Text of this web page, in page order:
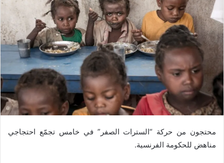
محتجون من حركة “السترات الصفر” في خامس تجمّع احتجاجي
مناهض للحكومة الفرنسية.